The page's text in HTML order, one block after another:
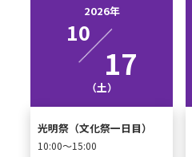
2026年
10
17
（土）
光明祭（文化祭一日目）
10:00～15:00